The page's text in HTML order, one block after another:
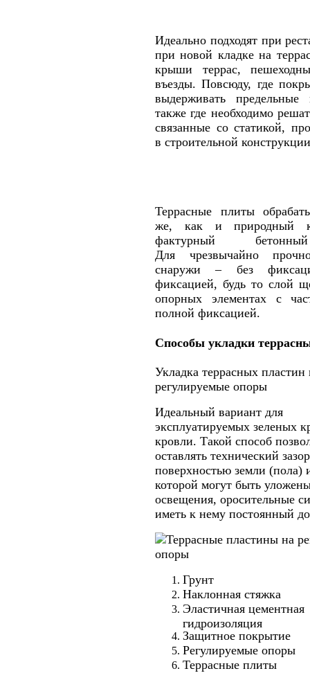
Идеально подходят при
при новой кладке на
крыши террас,
въезды. Повсюду, где
выдерживать предельные
также где необходимо
связанные со статикой,
в строительной
Террасные плиты
же, как и природный
фактурный
Для чрезвычайно
снаружи – без
фиксацией, будь то слой
опорных элементах с
полной фиксацией.
Способы укладки
Укладка террасных пластин
регулируемые опоры
Идеальный вариант для
эксплуатируемых зеленых
кровли. Такой способ
оставлять технический
поверхностью земли (пола)
которой могут быть
освещения, оросительные
иметь к нему постоянный
Грунт
Наклонная стяжка
Эластичная цементная
гидроизоляция
Защитное покрытие
Регулируемые опоры
Террасные плиты